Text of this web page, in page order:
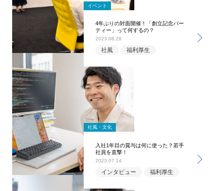
イベント
4年ぶりの対面開催！「創立記念パー
ティー」って何するの？
2023.08.28
社風 福利厚生
社風・文化
入社1年目の賞与は何に使った？若手
社員を直撃！
2023.07.14
インタビュー 福利厚生